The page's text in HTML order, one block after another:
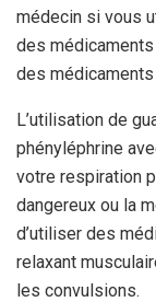
médecin si vous
des
des médicaments
L’utilisation de
phényléphrine
votre respiration
dangereux ou la
d’utiliser des
relaxant
les convulsions.